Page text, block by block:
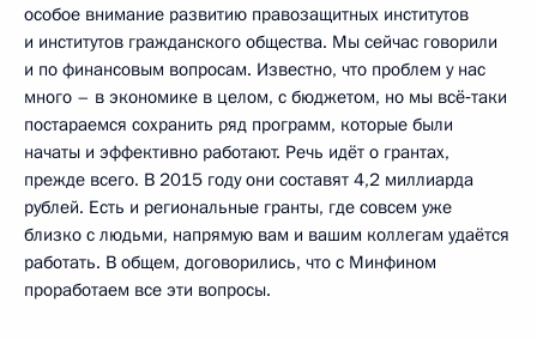
особое внимание развитию правозащитных институтов
и институтов гражданского общества. Мы сейчас говорили
и по финансовым вопросам. Известно, что проблем у нас
много – в экономике в целом, с бюджетом, но мы всё‑таки
постараемся сохранить ряд программ, которые были
начаты и эффективно работают. Речь идёт о грантах,
прежде всего. В 2015 году они составят 4,2 миллиарда
рублей. Есть и региональные гранты, где совсем уже
близко с людьми, напрямую вам и вашим коллегам удаётся
работать. В общем, договорились, что с Минфином
проработаем все эти вопросы.